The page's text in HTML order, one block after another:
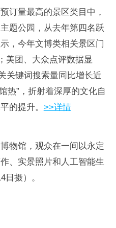
订量最高的景区类目中，
题公园，从去年第四名跃
，今年文博类相关景区门
美团、大众点评数据显
关键词搜索量同比增长近
”，折射着深厚的文化自
的提升。 >>详情
物馆，观众在一间以永定
、实景照片和人工智能生
日摄）。